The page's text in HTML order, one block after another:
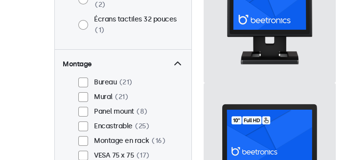
2
Écrans tactiles 32 pouces
1
Montage
Bureau
21
Mural
21
Panel mount
8
Encastrable
25
Montage en rack
16
VESA 75 x 75
17